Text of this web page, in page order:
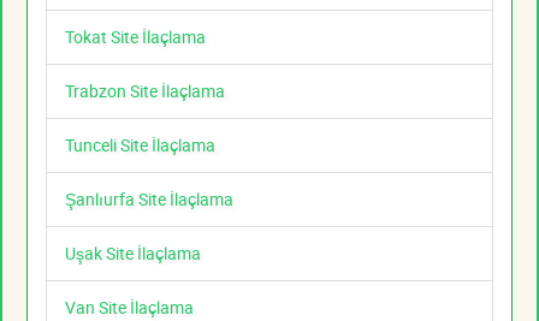
Tokat Site İlaçlama
Trabzon Site İlaçlama
Tunceli Site İlaçlama
Şanlıurfa Site İlaçlama
Uşak Site İlaçlama
Van Site İlaçlama